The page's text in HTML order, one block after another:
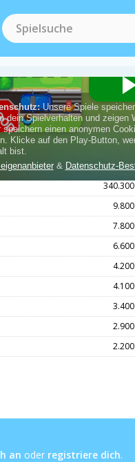
500.500
340.300
9.800
7.800
6.600
4.200
4.100
3.400
2.900
2.200
an oder registriere dich.